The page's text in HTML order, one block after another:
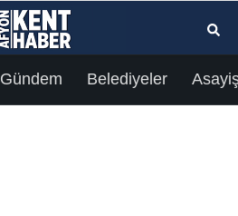
Gündem Belediyeler